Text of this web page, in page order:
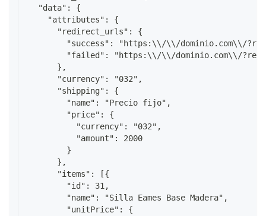
  "data": {
    "attributes": {
      "redirect_urls": {
"success": "https:\\/\\/dominio.com\\/
"failed": "https:\\/\\/dominio.com\\/
      },
      "currency": "032",
      "shipping": {
        "name": "Precio fijo",
        "price": {
          "currency": "032",
          "amount": 2000
        }
      },
      "items": [{
        "id": 31,
        "name": "Silla Eames Base Madera",
        "unitPrice": {